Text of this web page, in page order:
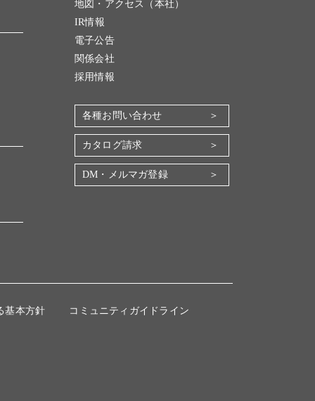
地図・アクセス（本社）
IR情報
電子公告
関係会社
採用情報
各種お問い合わせ
カタログ請求
DM・メルマガ登録
基本方針 コミュニティガイドライン